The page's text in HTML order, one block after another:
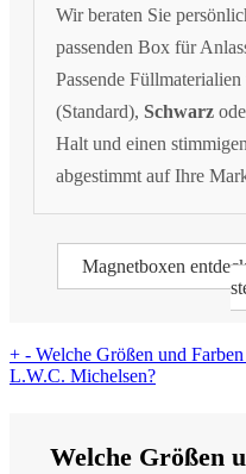
Wir beraten Sie
passenden Box für
Passende
(Standard),Schwarz
Halt und einen
abgestimmt auf Ihre
Magnetboxen
+ - Welche Größen und
L.W.C. Michelsen?
Welche Größen